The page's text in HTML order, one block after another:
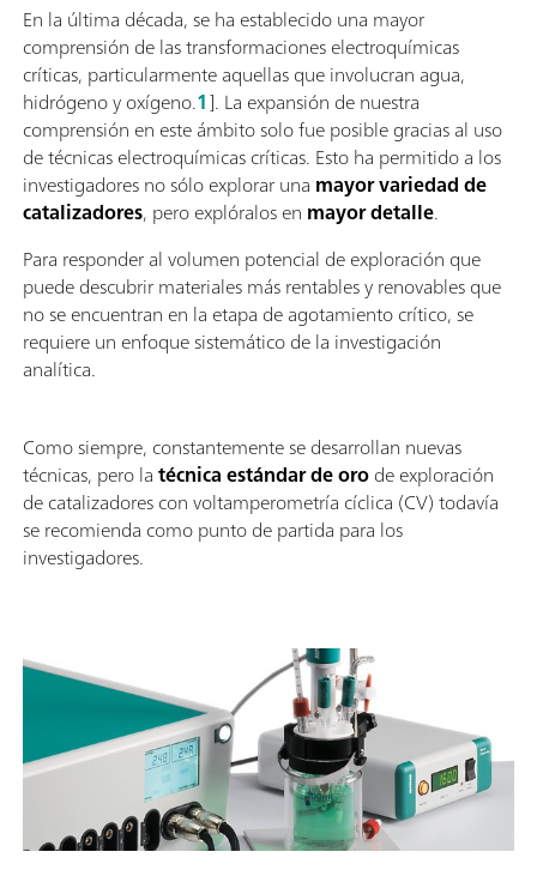
En la última década, se ha establecido una mayor
comprensión de las transformaciones electroquímicas
críticas, particularmente aquellas que involucran agua,
hidrógeno y oxígeno.1]. La expansión de nuestra
comprensión en este ámbito solo fue posible gracias al uso
de técnicas electroquímicas críticas. Esto ha permitido a los
investigadores no sólo explorar una mayor variedad de
catalizadores, pero explóralos en mayor detalle.
Para responder al volumen potencial de exploración que
puede descubrir materiales más rentables y renovables que
no se encuentran en la etapa de agotamiento crítico, se
requiere un enfoque sistemático de la investigación
analítica.
Como siempre, constantemente se desarrollan nuevas
técnicas, pero latécnica estándar de orode exploración
de catalizadores con voltamperometría cíclica (CV) todavía
se recomienda como punto de partida para los
investigadores.